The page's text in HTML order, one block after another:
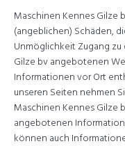
Maschinen Kennes Gilze
(angeblichen) Schäden,
Unmöglichkeit Zugang
Gilze bv angebotenen
Informationen vor Ort
unseren Seiten nehmen
Maschinen Kennes Gilze
angebotenen
können auch